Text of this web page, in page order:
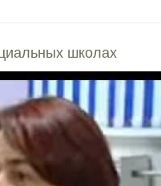
школах